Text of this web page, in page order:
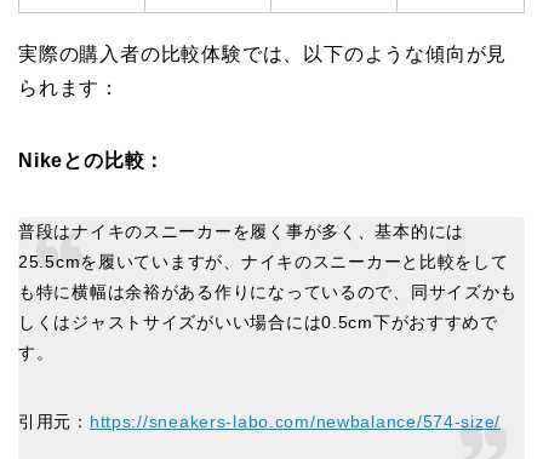
実際の購入者の比較体験では、以下のような傾向が見
られます：
Nikeとの比較：
普段はナイキのスニーカーを履く事が多く、基本的には
25.5cmを履いていますが、ナイキのスニーカーと比較をして
も特に横幅は余裕がある作りになっているので、同サイズかも
しくはジャストサイズがいい場合には0.5cm下がおすすめで
す。
引用元： https://sneakers-labo.com/newbalance/574-size/